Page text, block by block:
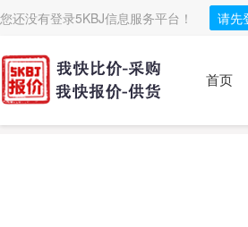
您还没有登录5KBJ信息服务平台！ 请先
首页